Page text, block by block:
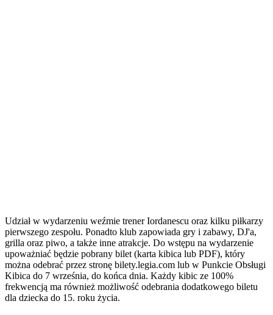
Udział w wydarzeniu weźmie trener Iordanescu oraz kilku piłkarzy
pierwszego zespołu. Ponadto klub zapowiada gry i zabawy, DJ'a,
grilla oraz piwo, a także inne atrakcje. Do wstępu na wydarzenie
upoważniać będzie pobrany bilet (karta kibica lub PDF), który
można odebrać przez stronę bilety.legia.com lub w Punkcie Obsługi
Kibica do 7 września, do końca dnia. Każdy kibic ze 100%
frekwencją ma również możliwość odebrania dodatkowego biletu
dla dziecka do 15. roku życia.